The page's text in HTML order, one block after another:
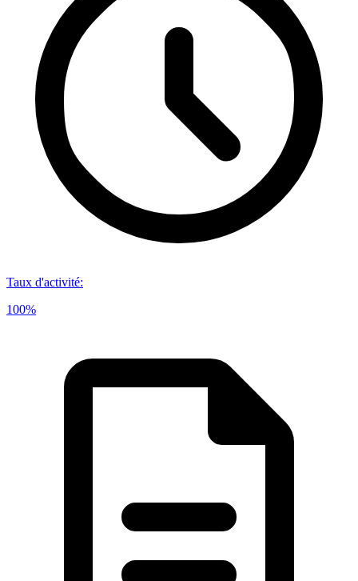
Taux d'activité:
100%